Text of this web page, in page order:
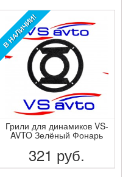
ПОДРОБНЕЕ
В НАЛИЧИИ!
Грили для динамиков VS-
AVTO Зелёный Фонарь
321 руб.